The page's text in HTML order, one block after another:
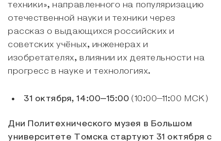
техники», направленного на популяризацию
отечественной науки и техники через
рассказ о выдающихся российских и
советских учёных, инженерах и
изобретателях, влиянии их деятельности на
прогресс в науке и технологиях.
31 октября, 14:00–15:00 (10:00–11:00 МСК)
Дни Политехнического музея в Большом
университете Томска стартуют 31 октября с